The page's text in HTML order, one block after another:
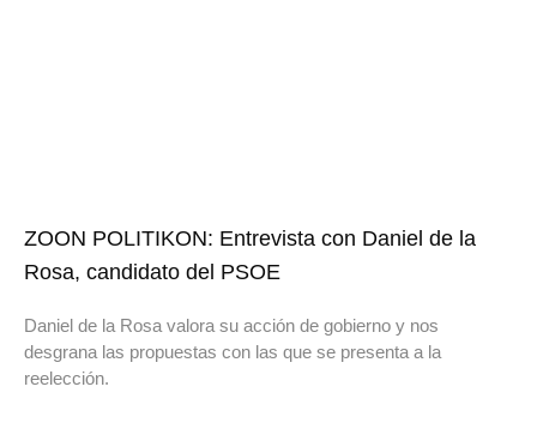
ZOON POLITIKON: Entrevista con Daniel de la
Rosa, candidato del PSOE
Daniel de la Rosa valora su acción de gobierno y nos
desgrana las propuestas con las que se presenta a la
reelección.